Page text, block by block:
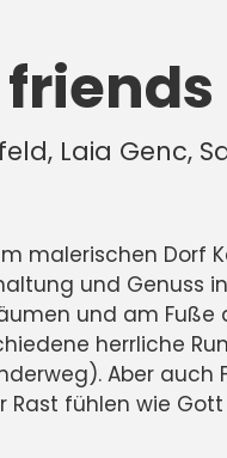
Laia Genc,
malerischen Dorf
und
und am Fuße
herrliche
Aber
fühlen wie Gott